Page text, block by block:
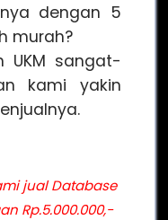
dengan 5
murah?
UKM sangat-
kami yakin
jual Database
Rp.5.000.000,-